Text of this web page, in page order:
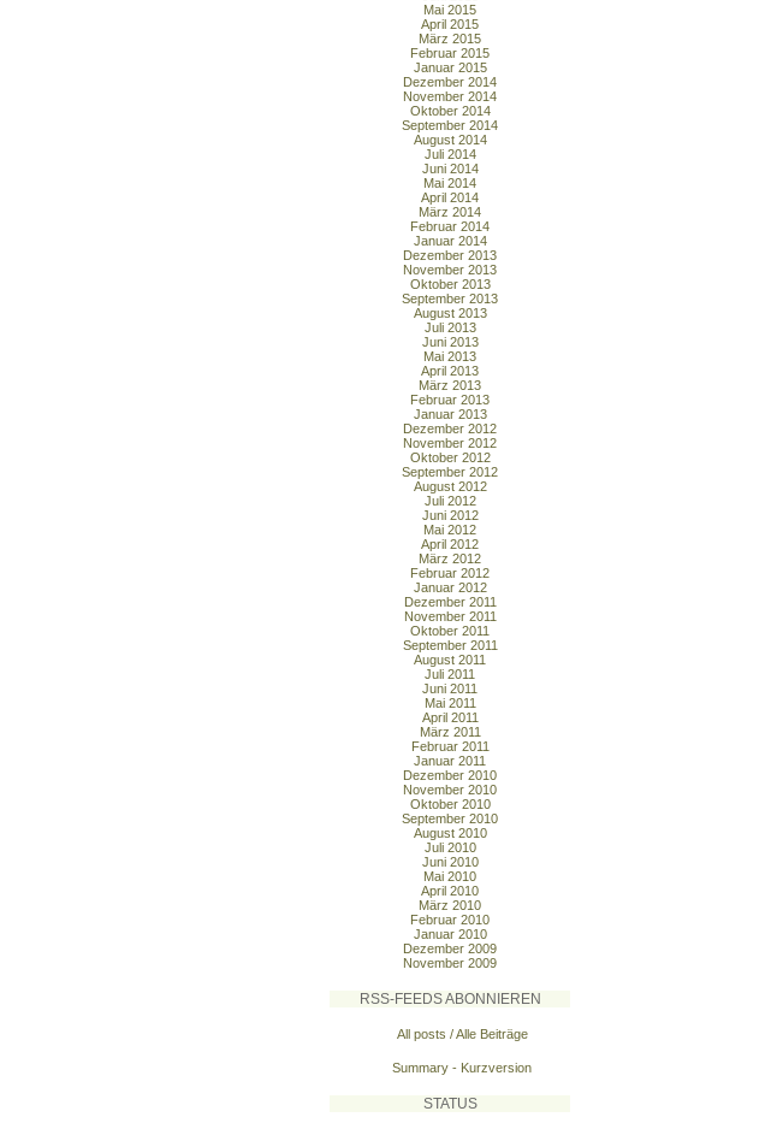
Mai 2015
April 2015
März 2015
Februar 2015
Januar 2015
Dezember 2014
November 2014
Oktober 2014
September 2014
August 2014
Juli 2014
Juni 2014
Mai 2014
April 2014
März 2014
Februar 2014
Januar 2014
Dezember 2013
November 2013
Oktober 2013
September 2013
August 2013
Juli 2013
Juni 2013
Mai 2013
April 2013
März 2013
Februar 2013
Januar 2013
Dezember 2012
November 2012
Oktober 2012
September 2012
August 2012
Juli 2012
Juni 2012
Mai 2012
April 2012
März 2012
Februar 2012
Januar 2012
Dezember 2011
November 2011
Oktober 2011
September 2011
August 2011
Juli 2011
Juni 2011
Mai 2011
April 2011
März 2011
Februar 2011
Januar 2011
Dezember 2010
November 2010
Oktober 2010
September 2010
August 2010
Juli 2010
Juni 2010
Mai 2010
April 2010
März 2010
Februar 2010
Januar 2010
Dezember 2009
November 2009
RSS-FEEDS ABONNIEREN
All posts / Alle Beiträge
Summary - Kurzversion
STATUS